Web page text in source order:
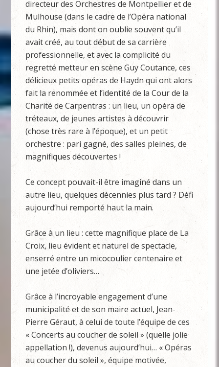
directeur des Orchestres de Montpellier et de
Mulhouse (dans le cadre de l’Opéra national
du Rhin), mais dont on oublie souvent qu’il
avait créé, au tout début de sa carrière
professionnelle, et avec la complicité du
regretté metteur en scène Guy Coutance, ces
délicieux petits opéras de Haydn qui ont alors
fait la renommée et l’identité de la Cour de la
Charité de Carpentras : un lieu, un opéra de
tréteaux, de jeunes artistes à découvrir
(chose très rare à l’époque), et un petit
orchestre : pari gagné, des salles pleines, de
magnifiques découvertes !
Ce concept pouvait-il être imaginé dans un
autre lieu, quelques décennies plus tard ? Défi
aujourd’hui remporté haut la main.
Grâce à un lieu : cette magnifique place de La
Croix, lieu évident et naturel de spectacle,
enserré entre un micocoulier centenaire et
une jetée d’oliviers…
Grâce à l’incroyable engagement d’une
municipalité et de son maire actuel, Jean-
Pierre Géraut, à celui de toute l’équipe de ces
« Concerts au coucher de soleil » (quelle jolie
appellation !), devenus aujourd’hui… « Opéras
au coucher du soleil », équipe motivée,